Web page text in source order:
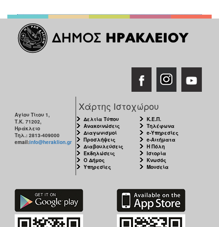
ΠΟΛΙΤΙΣΜΟΣ
ΑΝΘΕΚΤΙΚΗ
ΠΟΛΗ
Αγίου Τίτου 1,
Τ.Κ. 71202,
Ηράκλειο
Τηλ.: 2813-409000
email:info@heraklion.gr
Χάρτης Ιστοχώρου
Δελτία Τύπου
Ανακοινώσεις
Διαγωνισμοί
Προσλήψεις
Διαβουλεύσεις
Εκδηλώσεις
Ο Δήμος
Υπηρεσίες
Κ.Ε.Π.
Τηλέφωνα
e-Υπηρεσίες
e-Αιτήματα
Η Πόλη
Ιστορία
Κνωσός
Μουσεία